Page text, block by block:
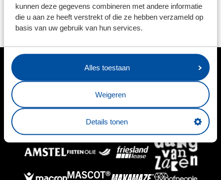
kunnen deze gegevens combineren met andere informatie
die u aan ze heeft verstrekt of die ze hebben verzameld op
basis van uw gebruik van hun services.
Alles toestaan
Weigeren
Details tonen
Accepteer marketingcookiesom de video te bekijken
HOOFDSPONSOR
BUSINESSPARTNERS